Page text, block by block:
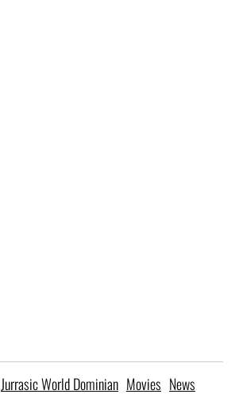
Jurrasic World Dominian Movies News